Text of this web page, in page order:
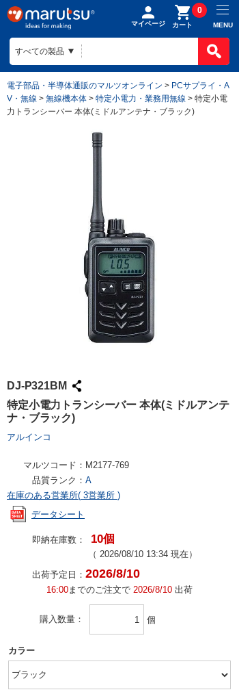
マイページ カート
0
MENU
電子部品・半導体通販のマルツオンライン > PCサプライ・A
V・無線 > 無線機本体 > 特定小電力・業務用無線 > 特定小電
力トランシーバー 本体(ミドルアンテナ・ブラック)
DJ-P321BM
特定小電力トランシーバー 本体(ミドルアンテ
ナ・ブラック)
アルインコ
マルツコード： M2177-769
品質ランク： A
在庫のある営業所( 3営業所 )
データシート
即納在庫数： 10個
（ 2026/08/10 13:34 現在）
出荷予定日： 2026/8/10
16:00までのご注文で 2026/8/10 出荷
購入数量 個
カラー